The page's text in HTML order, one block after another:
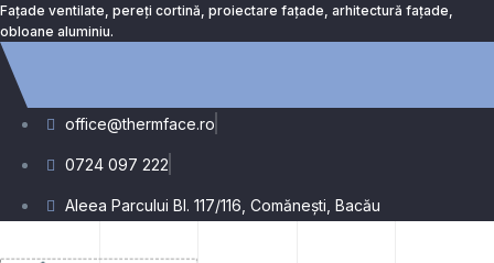
Fațade ventilate, pereți cortină, proiectare fațade, arhitectură fațade,
obloane aluminiu.
office@thermface.ro
0724 097 222
Aleea Parcului Bl. 117/116, Comănești, Bacău